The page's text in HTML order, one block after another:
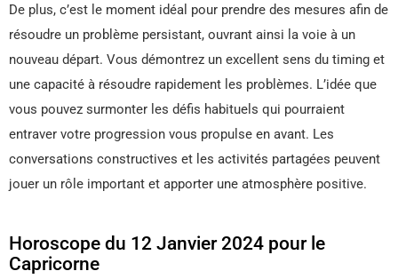
De plus, c’est le moment idéal pour prendre des mesures afin de
résoudre un problème persistant, ouvrant ainsi la voie à un
nouveau départ. Vous démontrez un excellent sens du timing et
une capacité à résoudre rapidement les problèmes. L’idée que
vous pouvez surmonter les défis habituels qui pourraient
entraver votre progression vous propulse en avant. Les
conversations constructives et les activités partagées peuvent
jouer un rôle important et apporter une atmosphère positive.
Horoscope du 12 Janvier 2024 pour le
Capricorne